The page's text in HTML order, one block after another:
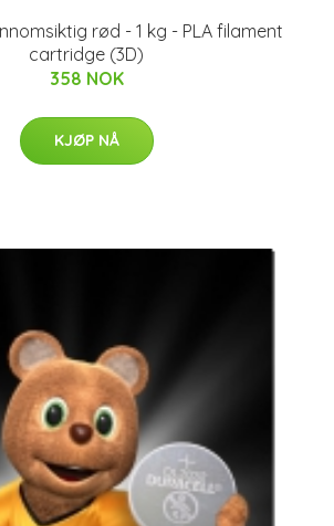
rød - 1 kg - PLA filament
cartridge (3D)
358 NOK
KJØP NÅ